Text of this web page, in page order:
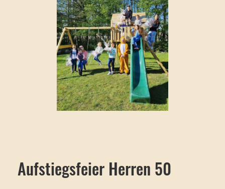
Aufstiegsfeier Herren 50